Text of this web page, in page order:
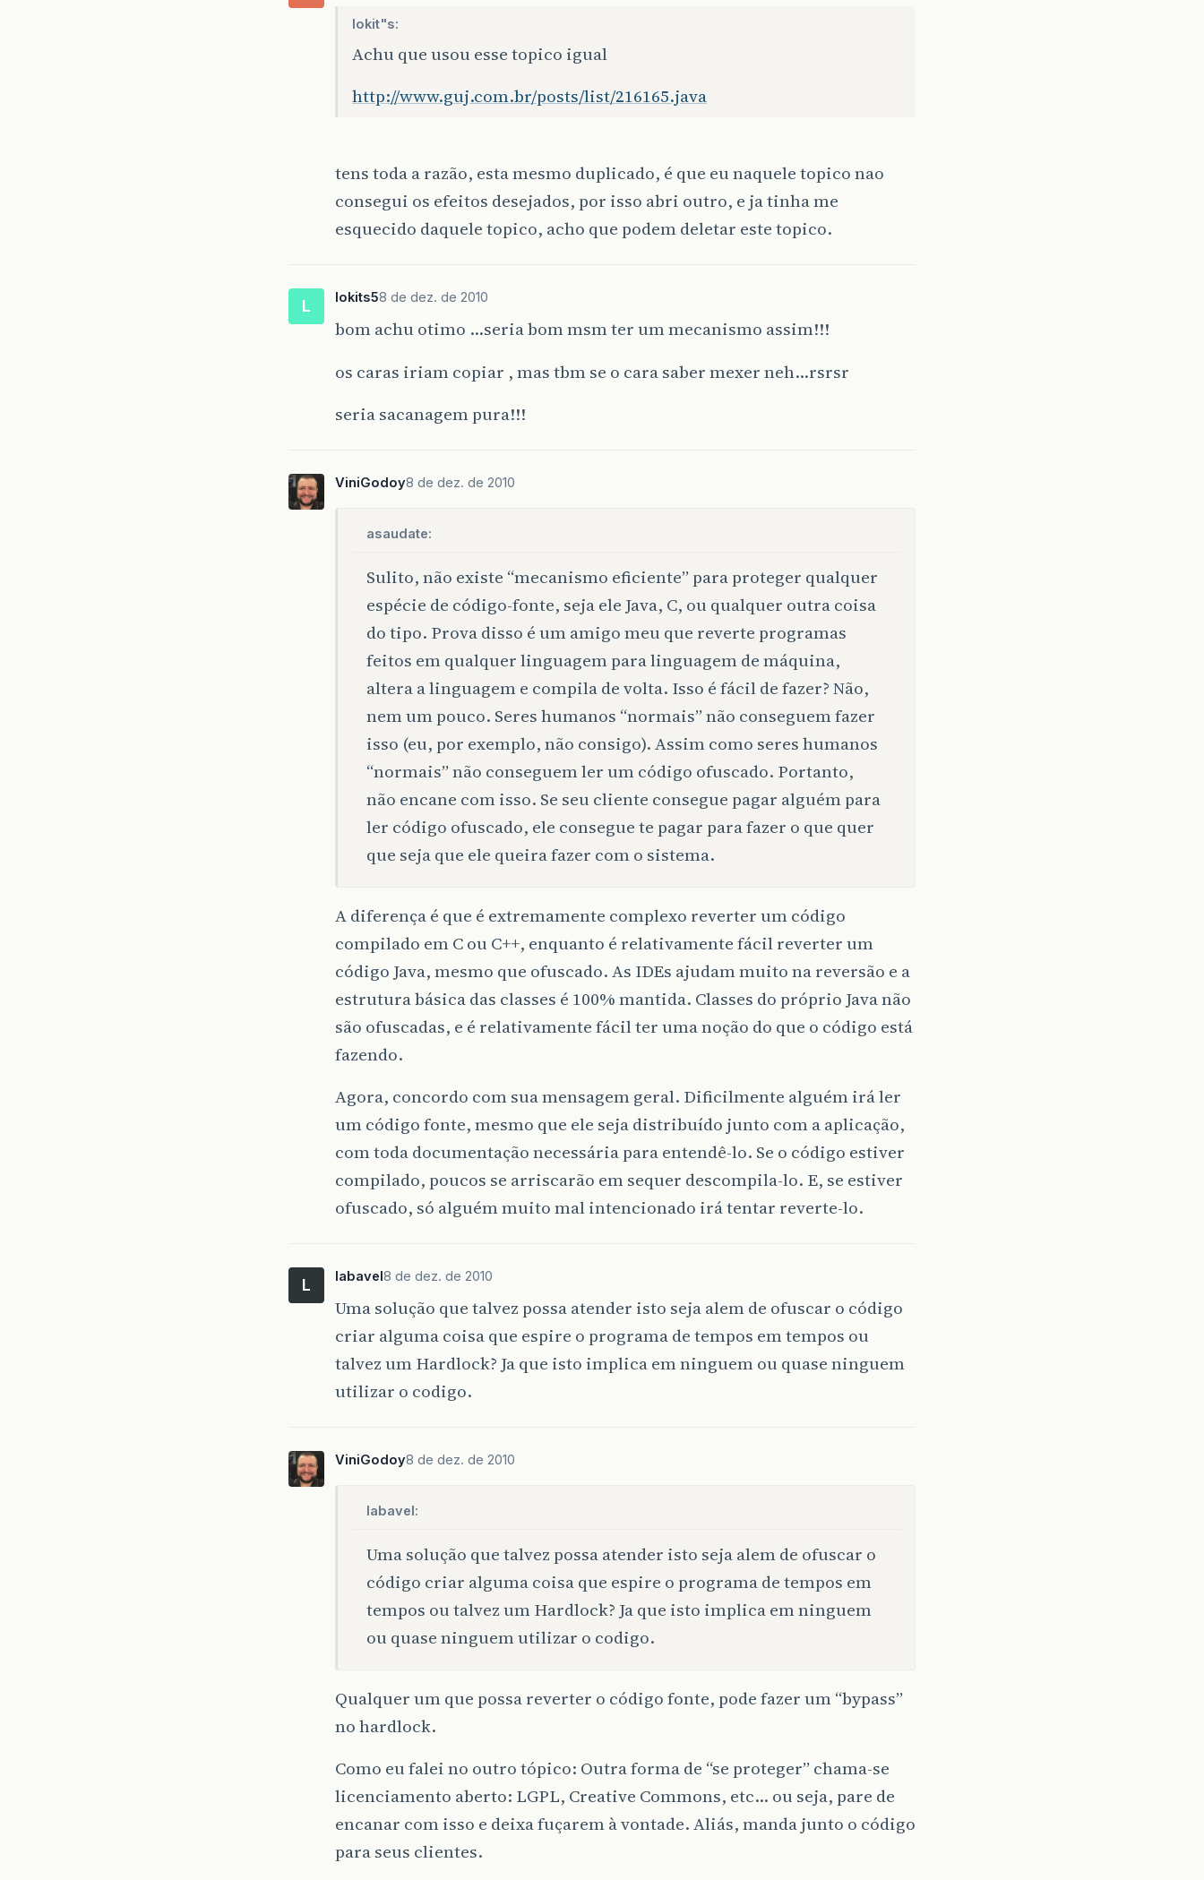
lokit"s:
Achu que usou esse topico igual
http://www.guj.com.br/posts/list/216165.java
tens toda a razão, esta mesmo duplicado, é que eu naquele topico nao
consegui os efeitos desejados, por isso abri outro, e ja tinha me
esquecido daquele topico, acho que podem deletar este topico.
L lokits58 de dez. de 2010
bom achu otimo …seria bom msm ter um mecanismo assim!!!
os caras iriam copiar , mas tbm se o cara saber mexer neh…rsrsr
seria sacanagem pura!!!
ViniGodoy8 de dez. de 2010
asaudate:
Sulito, não existe “mecanismo eficiente” para proteger qualquer
espécie de código-fonte, seja ele Java, C, ou qualquer outra coisa
do tipo. Prova disso é um amigo meu que reverte programas
feitos em qualquer linguagem para linguagem de máquina,
altera a linguagem e compila de volta. Isso é fácil de fazer? Não,
nem um pouco. Seres humanos “normais” não conseguem fazer
isso (eu, por exemplo, não consigo). Assim como seres humanos
“normais” não conseguem ler um código ofuscado. Portanto,
não encane com isso. Se seu cliente consegue pagar alguém para
ler código ofuscado, ele consegue te pagar para fazer o que quer
que seja que ele queira fazer com o sistema.
A diferença é que é extremamente complexo reverter um código
compilado em C ou C++, enquanto é relativamente fácil reverter um
código Java, mesmo que ofuscado. As IDEs ajudam muito na reversão e a
estrutura básica das classes é 100% mantida. Classes do próprio Java não
são ofuscadas, e é relativamente fácil ter uma noção do que o código está
fazendo.
Agora, concordo com sua mensagem geral. Dificilmente alguém irá ler
um código fonte, mesmo que ele seja distribuído junto com a aplicação,
com toda documentação necessária para entendê-lo. Se o código estiver
compilado, poucos se arriscarão em sequer descompila-lo. E, se estiver
ofuscado, só alguém muito mal intencionado irá tentar reverte-lo.
L labavel8 de dez. de 2010
Uma solução que talvez possa atender isto seja alem de ofuscar o código
criar alguma coisa que espire o programa de tempos em tempos ou
talvez um Hardlock? Ja que isto implica em ninguem ou quase ninguem
utilizar o codigo.
ViniGodoy8 de dez. de 2010
labavel:
Uma solução que talvez possa atender isto seja alem de ofuscar o
código criar alguma coisa que espire o programa de tempos em
tempos ou talvez um Hardlock? Ja que isto implica em ninguem
ou quase ninguem utilizar o codigo.
Qualquer um que possa reverter o código fonte, pode fazer um “bypass”
no hardlock.
Como eu falei no outro tópico: Outra forma de “se proteger” chama-se
licenciamento aberto: LGPL, Creative Commons, etc… ou seja, pare de
encanar com isso e deixa fuçarem à vontade. Aliás, manda junto o código
para seus clientes.